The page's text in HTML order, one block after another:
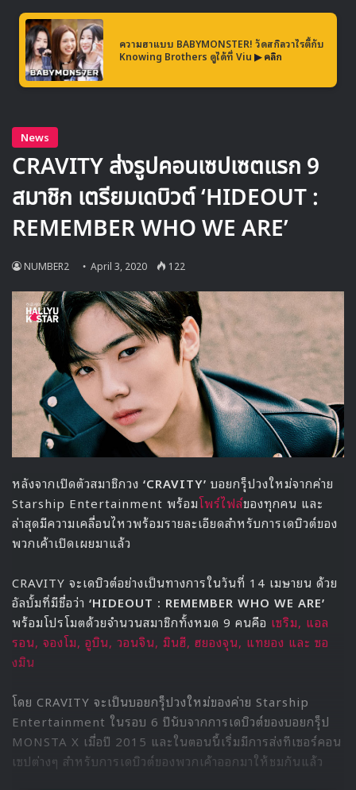
ระหว่างการถ่ายแฟชั่นเซ็ตนี้ ฮันซึงอู ได้พูดถึงความตั้งใจของเค้า
ที่อยากพบกับความท้าทาย และเปิดเผยว่าในทุกวันนี้เค้ารู้สึกมี
ได้ทดลองทำในสิ่งใหม่ๆ
“ผมคิดว่าผมสนุกไปกับการเปลี่ยนแปลงต่างๆครับ ผมค้น
พบว่าตัวเองทำผลงานออกมาได้ดีขึ้นเวลาที่ผมได้โอกาส
ทำงานในด้านที่มันกว้างออกไป ด้วยโปรเจคต์ที่แตกต่าง
ผมได้แรงบันดาลใจใหม่ๆอยู่เสมอเวลาที่ผมได้ทำงานใน
แบบที่ผมไม่มีโอกาสได้ทำบ่อยๆ อย่างการถ่ายรูปในวันนี้ก็
เหมือนกันครับ”
ความฮาแบบ BABYMONSTER! วัดสกิลวาไรตี้กับ
Knowing Brothers ดูได้ที่ Viu ▶ คลิก